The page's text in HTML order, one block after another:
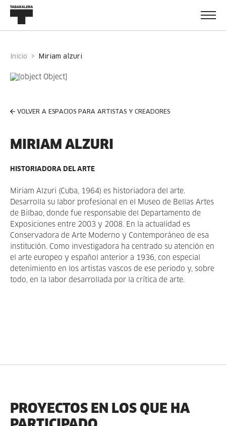
Inicio miriam alzuri
VOLVER A ESPACIOS PARA ARTISTAS Y CREADORES
MIRIAM ALZURI
HISTORIADORA DEL ARTE
Miriam Alzuri (Cuba, 1964) es historiadora del arte.
Desarrolla su labor profesional en el Museo de Bellas Artes
de Bilbao, donde fue responsable del Departamento de
Exposiciones entre 2003 y 2008. En la actualidad es
Conservadora de Arte Moderno y Contemporáneo de esa
institución. Como investigadora ha centrado su atención en
el arte europeo y español anterior a 1936, con especial
detenimiento en los artistas vascos de ese periodo y, sobre
todo, en la labor desarrollada por la crítica de arte.
PROYECTOS EN LOS QUE HA